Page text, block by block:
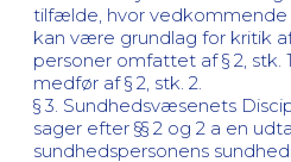
tilfælde, hvor vedkommende
kan være grundlag for kritik
personer omfattet af § 2, stk.
medfør af § 2, stk. 2.
§ 3. Sundhedsvæsenets
sager efter §§ 2 og 2 a en
sundhedspersonens